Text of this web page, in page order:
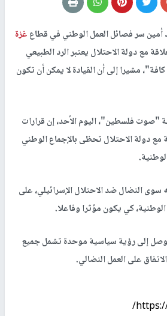
أمين سر فصائل العمل الوطني في قطاعغزة
مع دولة الاحتلال يعتبر الرد الطبيعي
مشيرا إلى أن القيادة لا يمكن أن تكون
"صوت فلسطين"، اليوم الأحد، إن قرارات
مع دولة الاحتلال تحظى بالإجماع الوطني
سوى النضال ضد الاحتلال الإسرائيلي، على
كي يكون مؤثرا وفاعلا.
إلى رؤية سياسية موحدة تشمل جميع
على العمل النضالي.